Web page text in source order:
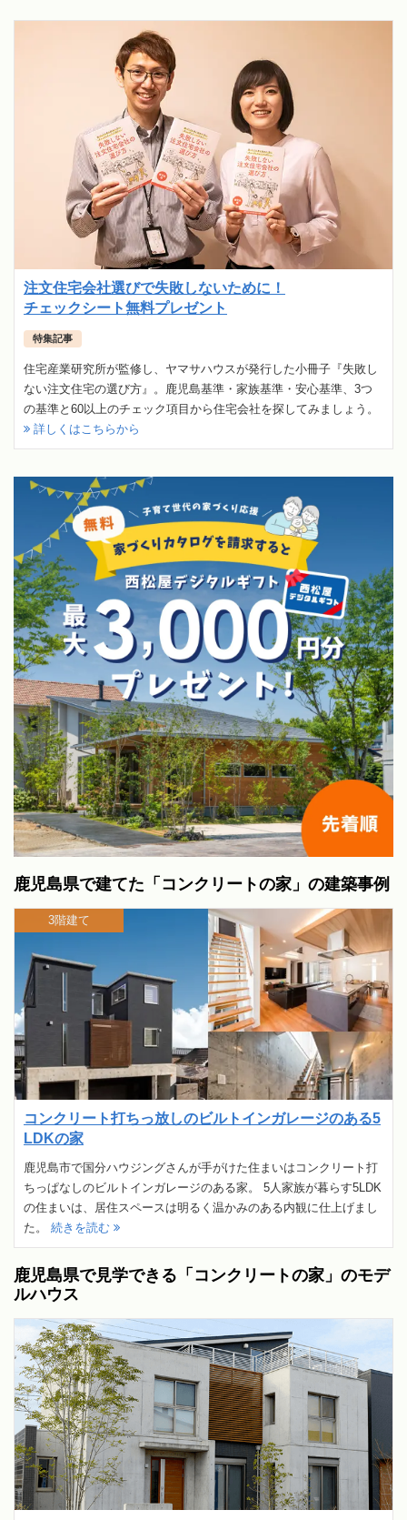
注文住宅会社選びで失敗しないために！
チェックシート無料プレゼント
特集記事
住宅産業研究所が監修し、ヤマサハウスが発行した小冊子『失敗し
ない注文住宅の選び方』。鹿児島基準・家族基準・安心基準、3つ
の基準と60以上のチェック項目から住宅会社を探してみましょう。
詳しくはこちらから
鹿児島県で建てた「コンクリートの家」の建築事例
コンクリート打ちっ放しのビルトインガレージのある5
LDKの家
鹿児島市で国分ハウジングさんが手がけた住まいはコンクリート打
ちっぱなしのビルトインガレージのある家。 5人家族が暮らす5LDK
の住まいは、居住スペースは明るく温かみのある内観に仕上げまし
た。 続きを読む
3階建て
鹿児島県で見学できる「コンクリートの家」のモデ
ルハウス